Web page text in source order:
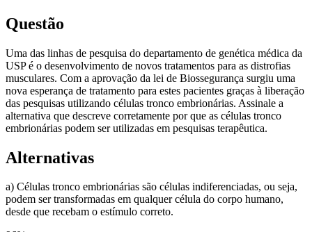
Questão
Uma das linhas de pesquisa do departamento de genética médica da
USP é o desenvolvimento de novos tratamentos para as distrofias
musculares. Com a aprovação da lei de Biossegurança surgiu uma
nova esperança de tratamento para estes pacientes graças à liberação
das pesquisas utilizando células tronco embrionárias. Assinale a
alternativa que descreve corretamente por que as células tronco
embrionárias podem ser utilizadas em pesquisas terapêutica.
Alternativas
a) Células tronco embrionárias são células indiferenciadas, ou seja,
podem ser transformadas em qualquer célula do corpo humano,
desde que recebam o estímulo correto.